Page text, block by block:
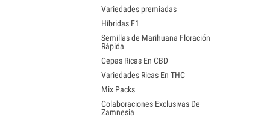
Variedades premiadas
Híbridas F1
Semillas de Marihuana Floración
Rápida
Cepas Ricas En CBD
Variedades Ricas En THC
Mix Packs
Colaboraciones Exclusivas De
Zamnesia